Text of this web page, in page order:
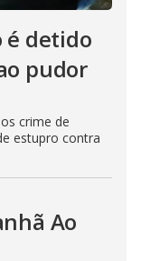
é detido
pudor
crime de
estupro contra
Ao